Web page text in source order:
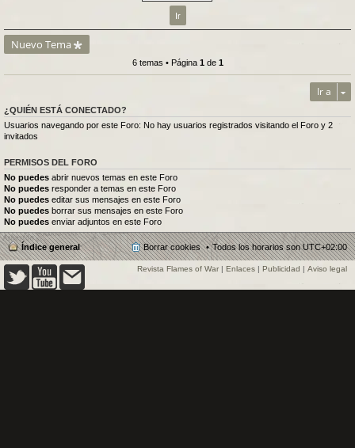
Nuevo Tema
6 temas • Página 1de 1
Ir a
¿QUIÉN ESTÁ CONECTADO?
Usuarios navegando por este Foro: No hay usuarios registrados visitando el Foro y 2
invitados
PERMISOS DEL FORO
No puedes abrir nuevos temas en este Foro
No puedes responder a temas en este Foro
No puedes editar sus mensajes en este Foro
No puedes borrar sus mensajes en este Foro
No puedes enviar adjuntos en este Foro
Índice general Todos los horarios sonUTC+02:00
Borrar cookies
Revista Flames of War | Enlaces | Publicidad | Aviso legal